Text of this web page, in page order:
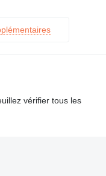
vérifier tous les